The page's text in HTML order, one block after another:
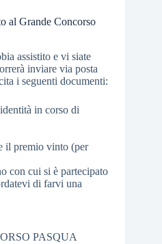
al Grande Concorso
assistito e vi siate
inviare via posta
i seguenti documenti:
in corso di
il premio vinto (per
con cui si è partecipato
di farvi una
PASQUA